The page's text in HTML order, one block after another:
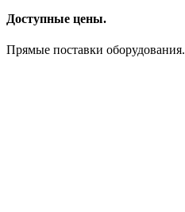
Доступные цены.
Прямые поставки оборудования.